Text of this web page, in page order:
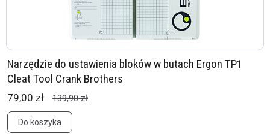
Narzędzie do ustawienia bloków w butach Ergon TP1
Cleat Tool Crank Brothers
79,00 zł 139,90 zł
Do koszyka